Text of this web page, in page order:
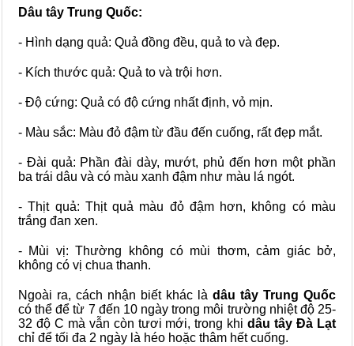
Dâu tây Trung Quốc:
- Hình dạng quả: Quả đồng đều, quả to và đẹp.
- Kích thước quả: Quả to và trội hơn.
- Độ cứng: Quả có độ cứng nhất định, vỏ mịn.
- Màu sắc: Màu đỏ đậm từ đầu đến cuống, rất đẹp mắt.
- Đài quả: Phần đài dày, mướt, phủ đến hơn một phần
ba trái dâu và có màu xanh đậm như màu lá ngót.
- Thịt quả: Thịt quả màu đỏ đậm hơn, không có màu
trắng đan xen.
- Mùi vị: Thường không có mùi thơm, cảm giác bở,
không có vị chua thanh.
Ngoài ra, cách nhận biết khác là dâu tây Trung Quốc
có thể để từ 7 đến 10 ngày trong môi trường nhiệt độ 25-
32 độ C mà vẫn còn tươi mới, trong khidâu tây Đà Lạt
chỉ để tối đa 2 ngày là héo hoặc thâm hết cuống.